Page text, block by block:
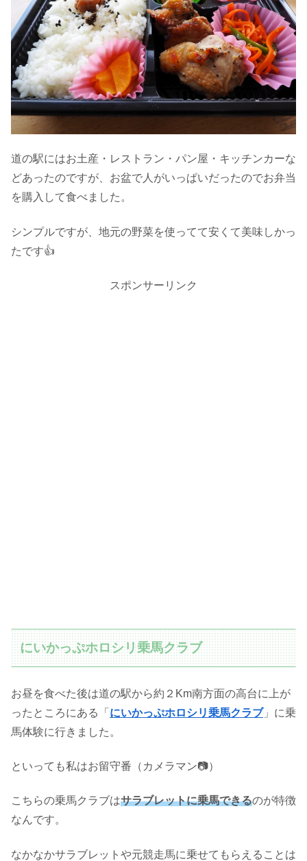
道の駅にはお土産・レストラン・パン屋・キッチンカーな
どあったのですが、お盆で人がいっぱいだったのでお弁当
を購入して食べました。
シンプルですが、地元の野菜を使ってて安くて美味しかっ
たです👍
スポンサーリンク
にいかっぷホロシリ乗馬クラブ
お昼を食べた後は道の駅から約２Km南方面の高台に上が
ったところにある「 にいかっぷホロシリ乗馬クラブ」に乗
馬体験に行きました。
といっても私はお留守番（カメラマン📷）
こちらの乗馬クラブはサラブレットに乗馬できるのが特徴
なんです。
なかなかサラブレットや元競走馬に乗せてもらえることは